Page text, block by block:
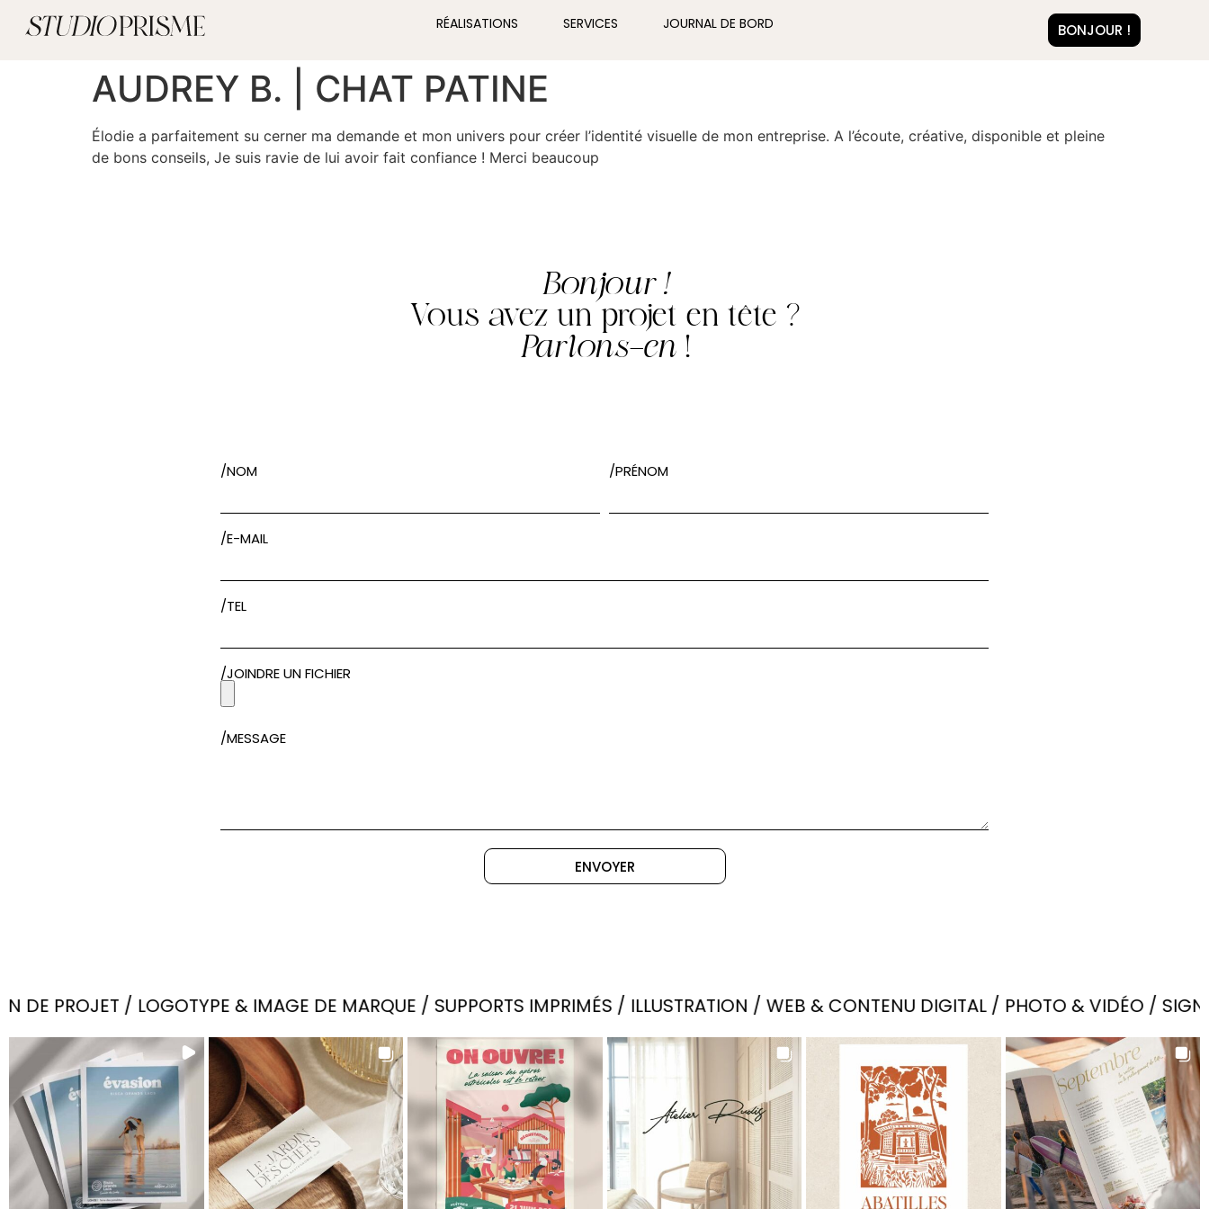
RÉALISATIONS SERVICES JOURNAL DE BORD BONJOUR !
AUDREY B. | CHAT PATINE
Élodie a parfaitement su cerner ma demande et mon univers pour créer l’identité visuelle de mon entreprise. A l’écoute, créative, disponible et pleine
de bons conseils, Je suis ravie de lui avoir fait confiance ! Merci beaucoup
Bonjour !
Vous avez un projet en tête ?
Parlons-en!
/NOM /PRÉNOM
/E-MAIL
/TEL
/JOINDRE UN FICHIER
/MESSAGE
ENVOYER
PROJET / LOGOTYPE & IMAGE DE MARQUE / SUPPORTS IMPRIMÉS / ILLUSTRATION / WEB & CONTENU DIGITAL / PHOTO & VIDÉO /